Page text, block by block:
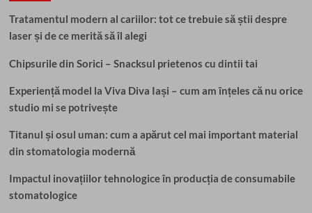
Tratamentul modern al cariilor: tot ce trebuie să știi despre
laser și de ce merită să îl alegi
Chipsurile din Sorici – Snacksul prietenos cu dintii tai
Experiență model la Viva Diva Iași – cum am înțeles că nu orice
studio mi se potrivește
Titanul și osul uman: cum a apărut cel mai important material
din stomatologia modernă
Impactul inovațiilor tehnologice în producția de consumabile
stomatologice